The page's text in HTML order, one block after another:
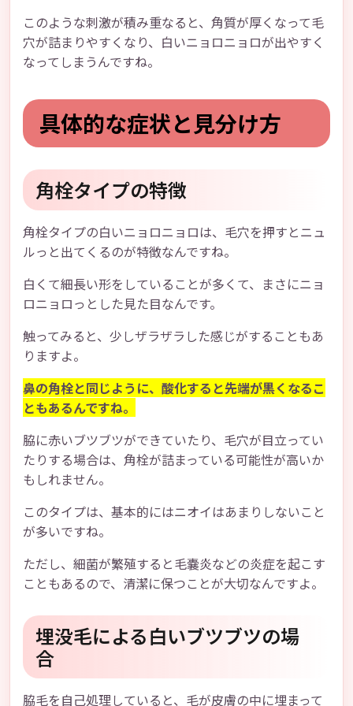
このような刺激が積み重なると、角質が厚くなって毛
穴が詰まりやすくなり、白いニョロニョロが出やすく
なってしまうんですね。
具体的な症状と見分け方
角栓タイプの特徴
角栓タイプの白いニョロニョロは、毛穴を押すとニュ
ルっと出てくるのが特徴なんですね。
白くて細長い形をしていることが多くて、まさにニョ
ロニョロっとした見た目なんです。
触ってみると、少しザラザラした感じがすることもあ
りますよ。
鼻の角栓と同じように、酸化すると先端が黒くなるこ
ともあるんですね。
脇に赤いブツブツができていたり、毛穴が目立ってい
たりする場合は、角栓が詰まっている可能性が高いか
もしれません。
このタイプは、基本的にはニオイはあまりしないこと
が多いですね。
ただし、細菌が繁殖すると毛嚢炎などの炎症を起こす
こともあるので、清潔に保つことが大切なんですよ。
埋没毛による白いブツブツの場
合
脇毛を自己処理していると、毛が皮膚の中に埋まって